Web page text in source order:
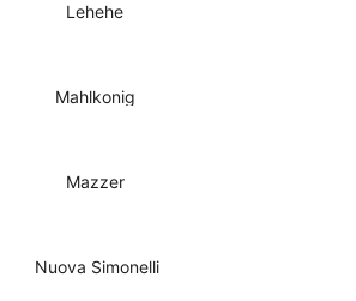
Lehehe
Mahlkonig
Mazzer
Nuova Simonelli